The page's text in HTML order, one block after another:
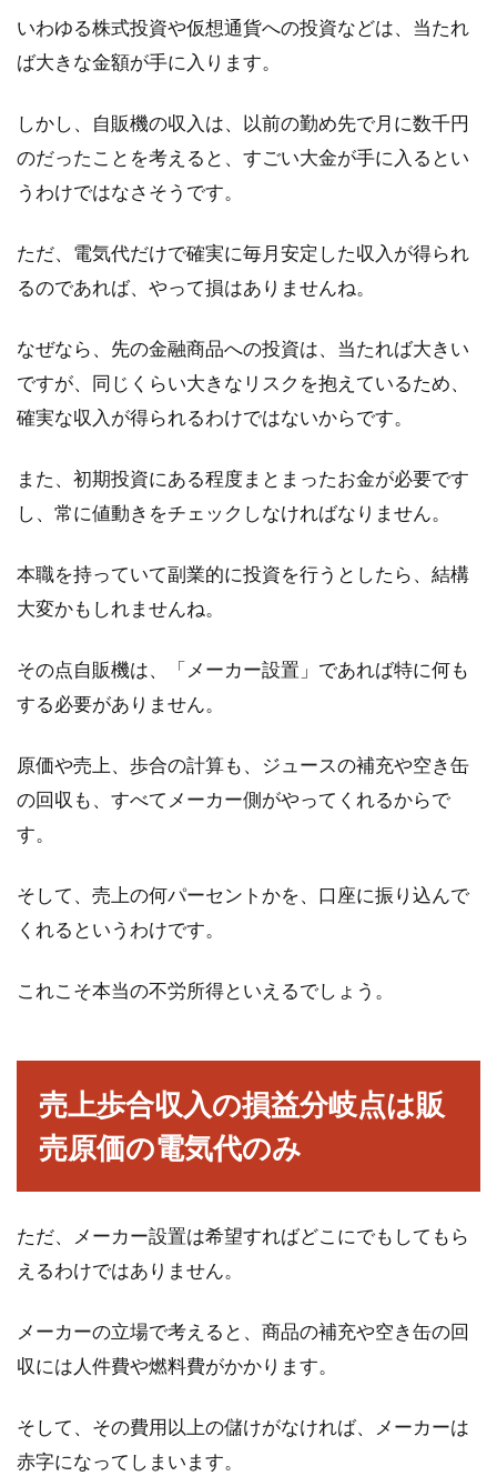
れる？平均はどれくらい？
ものが固定資産税です。固定資産税は不動産の
所有者で...
変化するパフォーマンスの意味、ビ
ジネスではどう使われる？
ようなことを連想するでしょうか。アーティス
トのダンス...
盛土・切土とは何？宅建に合格する
ための勉強法をご紹介！
「宅建」という資格があることをご存知の方は
多いですよね。しかし、「その内容については
く市場には休みはあるの？
通貨発行権を日本政府へ戻す？政府
し、ハンガリーが反旗を翻したことは、世界に
家賃収入を確定申告せず、税金を未
納にしているとどうなる？
賃貸住宅を管理している大家さんには、家賃収
ているなどで...
いわゆる株式投資や仮想通貨への投資などは、当たれ
ば大きな金額が手に入ります。
しかし、自販機の収入は、以前の勤め先で月に数千円
のだったことを考えると、すごい大金が手に入るとい
うわけではなさそうです。
ただ、電気代だけで確実に毎月安定した収入が得られ
るのであれば、やって損はありませんね。
なぜなら、先の金融商品への投資は、当たれば大きい
ですが、同じくらい大きなリスクを抱えているため、
確実な収入が得られるわけではないからです。
また、初期投資にある程度まとまったお金が必要です
し、常に値動きをチェックしなければなりません。
本職を持っていて副業的に投資を行うとしたら、結構
大変かもしれませんね。
その点自販機は、「メーカー設置」であれば特に何も
する必要がありません。
原価や売上、歩合の計算も、ジュースの補充や空き缶
の回収も、すべてメーカー側がやってくれるからで
す。
そして、売上の何パーセントかを、口座に振り込んで
くれるというわけです。
これこそ本当の不労所得といえるでしょう。
売上歩合収入の損益分岐点は販
売原価の電気代のみ
ただ、メーカー設置は希望すればどこにでもしてもら
えるわけではありません。
メーカーの立場で考えると、商品の補充や空き缶の回
収には人件費や燃料費がかかります。
そして、その費用以上の儲けがなければ、メーカーは
赤字になってしまいます。